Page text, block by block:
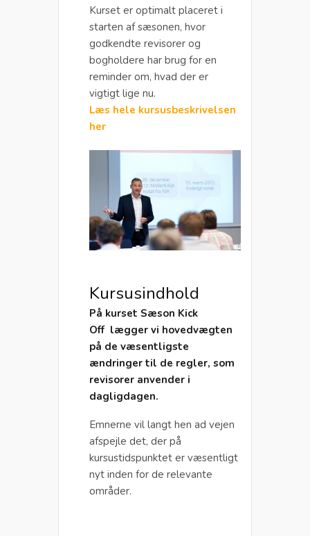
Kurset er optimalt placeret i
starten af sæsonen, hvor
godkendte revisorer og
bogholdere har brug for en
reminder om, hvad der er
vigtigt lige nu.
Læs hele kursusbeskrivelsen
her
Kursusindhold
På kurset Sæson Kick
Off lægger vi hovedvægten
på de væsentligste
ændringer til de regler, som
revisorer anvender i
dagligdagen.
Emnerne vil langt hen ad vejen
afspejle det, der på
kursustidspunktet er væsentligt
nyt inden for de relevante
områder.